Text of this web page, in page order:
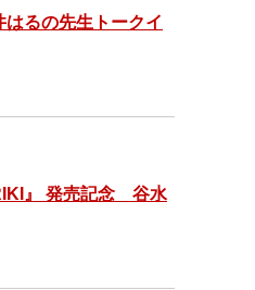
るの先生トークイ
』 発売記念 谷水